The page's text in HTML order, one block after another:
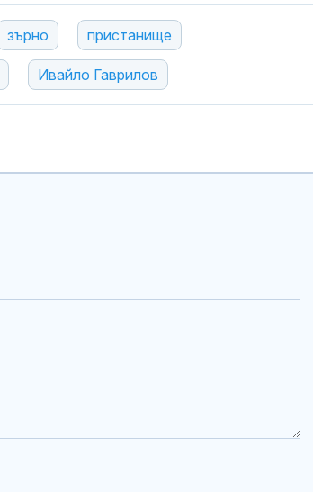
зърно пристанище
Ивайло Гаврилов